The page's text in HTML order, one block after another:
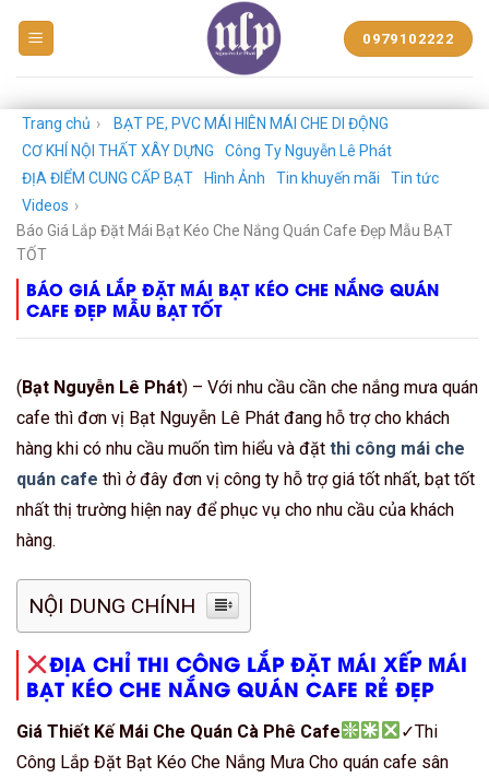
NHỰA
PHÁT
0979102222
Trang chủ ›
BẠT PE, PVC MÁI HIÊN MÁI CHE DI ĐỘNG
CƠ KHÍ NỘI THẤT XÂY DỰNG
Công Ty Nguyễn Lê Phát
ĐỊA ĐIỂM CUNG CẤP BẠT
Hình Ảnh Tin khuyến mãi
Tin tức
Videos ›
Báo Giá Lắp Đặt Mái Bạt Kéo Che Nắng Quán Cafe Đẹp Mẫu BẠT
TỐT
BÁO GIÁ LẮP ĐẶT MÁI BẠT KÉO CHE NẮNG QUÁN
CAFE ĐẸP MẪU BẠT TỐT
(Bạt Nguyễn Lê Phát) – Với nhu cầu cần che nắng mưa quán
cafe thì đơn vị Bạt Nguyễn Lê Phát đang hỗ trợ cho khách
hàng khi có nhu cầu muốn tìm hiểu và đặt thi công mái che
quán cafe thì ở đây đơn vị công ty hỗ trợ giá tốt nhất, bạt tốt
nhất thị trường hiện nay để phục vụ cho nhu cầu của khách
hàng.
NỘI DUNG CHÍNH
ĐỊA CHỈ THI CÔNG LẮP ĐẶT MÁI XẾP MÁI
BẠT KÉO CHE NẮNG QUÁN CAFE RẺ ĐẸP
Giá Thiết Kế Mái Che Quán Cà Phê Cafe
✓Thi
Công Lắp Đặt Bạt Kéo Che Nắng Mưa Cho quán cafe sân